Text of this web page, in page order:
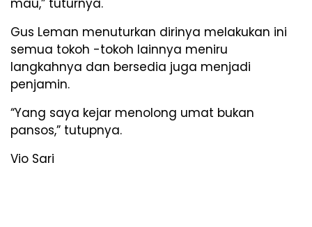
Gus Leman menuturkan dirinya melakukan ini
semua tokoh -tokoh lainnya meniru
langkahnya dan bersedia juga menjadi
penjamin.
“Yang saya kejar menolong umat bukan
pansos,” tutupnya.
Vio Sari